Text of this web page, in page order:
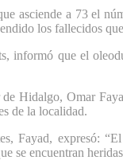
asciende a 73 el
los fallecidos
informó que el
Hidalgo, Omar
de la localidad.
Fayad, expresó:
se encuentran